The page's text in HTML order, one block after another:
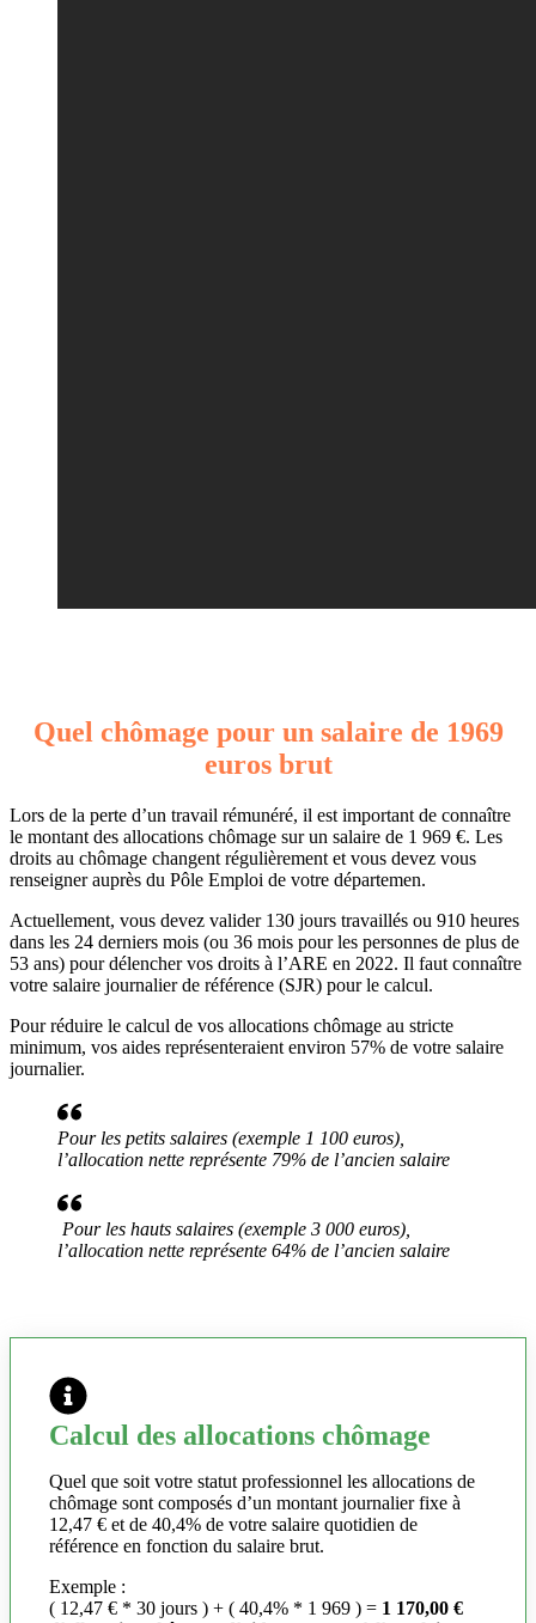
Quel chômage pour un salaire de 1969
euros brut
Lors de la perte d’un travail rémunéré, il est important de connaître
le montant des allocations chômage sur un salaire de 1 969 €. Les
droits au chômage changent régulièrement et vous devez vous
renseigner auprès du Pôle Emploi de votre départemen.
Actuellement, vous devez valider 130 jours travaillés ou 910 heures
dans les 24 derniers mois (ou 36 mois pour les personnes de plus de
53 ans) pour délencher vos droits à l’ARE en 2022. Il faut connaître
votre salaire journalier de référence (SJR) pour le calcul.
Pour réduire le calcul de vos allocations chômage au stricte
minimum, vos aides représenteraient environ 57% de votre salaire
journalier.
Pour les petits salaires (exemple 1 100 euros),
l’allocation nette représente 79% de l’ancien salaire
Pour les hauts salaires (exemple 3 000 euros),
l’allocation nette représente 64% de l’ancien salaire
Calcul des allocations chômage
Quel que soit votre statut professionnel les allocations de
chômage sont composés d’un montant journalier fixe à
12,47 € et de 40,4% de votre salaire quotidien de
référence en fonction du salaire brut.
Exemple :
( 12,47 € * 30 jours ) + ( 40,4% * 1 969 ) = 1 170,00 €